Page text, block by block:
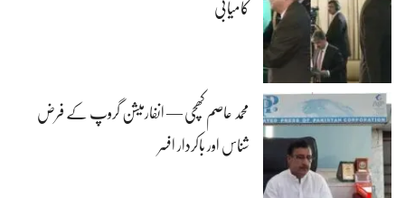
کامیابی
محمد عاصم کھچی — انفارمیشن گروپ کے فرض
شناس اور باکردار افسر